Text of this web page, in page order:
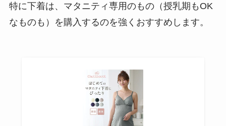
で、マタニティウェアってすんごい楽なんですよ